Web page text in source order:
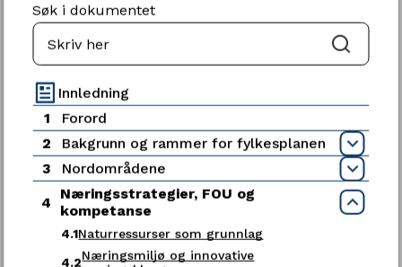
Servicetorget
Telefon
77 78 80 00
Telefontid
Mandag - fredag kl. 09:00-15:00
Søk i dokumentet
Søk
Innledning
1
Forord
2
Bakgrunn og rammer for fylkesplanen
3 Nordområdene
4
Næringsstrategier, FOU og
kompetanse
Lukk
4.1Naturressurser som grunnlag
4.2Næringsmiljø og innovative